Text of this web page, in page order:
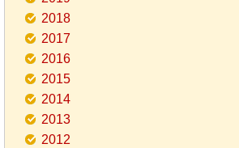
2018
2017
2016
2015
2014
2013
2012